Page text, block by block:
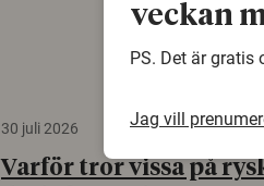
30 juli 2026
Varför tror vissa på
veckan
PS. Det är gratis
Jag vill